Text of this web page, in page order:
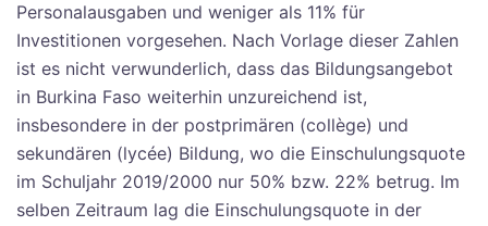
Personalausgaben und weniger als 11% für
Investitionen vorgesehen. Nach Vorlage dieser Zahlen
ist es nicht verwunderlich, dass das Bildungsangebot
in Burkina Faso weiterhin unzureichend ist,
insbesondere in der postprimären (collège) und
sekundären (lycée) Bildung, wo die Einschulungsquote
im Schuljahr 2019/2000 nur 50% bzw. 22% betrug. Im
selben Zeitraum lag die Einschulungsquote in der